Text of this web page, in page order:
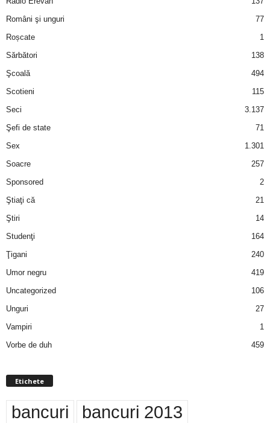
Români şi unguri
77
Roșcate
1
Sărbători
138
Şcoală
494
Scotieni
115
Seci
3.137
Şefi de state
71
Sex
1.301
Soacre
257
Sponsored
2
Ştiaţi că
21
Ştiri
14
Studenţi
164
Ţigani
240
Umor negru
419
Uncategorized
106
Unguri
27
Vampiri
1
Vorbe de duh
459
Etichete
bancuri bancuri 2013